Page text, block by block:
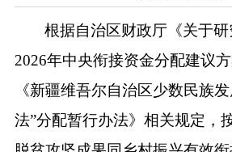
根据自治区财政厅《关于
2026年中央衔接资金分配建议
《新疆维吾尔自治区少数民族
法”分配暂行办法》相关规定，